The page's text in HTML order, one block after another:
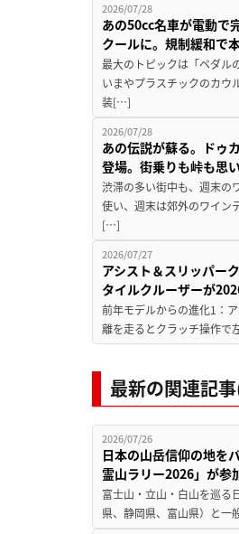
2026/07/28
あの50cc名車が電動で
クールに。規制緩和で
最大のトピックは「ペダル
いまやプラスチックのカウ
装[…]
2026/07/28
あの伝説が蘇る。ドゥ
登場。街乗りも峠も思
渋滞の多い街中も、週末の
使い、週末は郊外のワイン
[…]
2026/07/27
アシスト＆スリッパー
タイルクルーザーが
前年モデルからの進化1：
離を走るとクラッチ操作で
最新の関連記
2026/07/26
日本の山岳信仰の地を
霊山ラリー2026」が参
富士山・立山・白山を巡る
県、静岡県、富山県）と一